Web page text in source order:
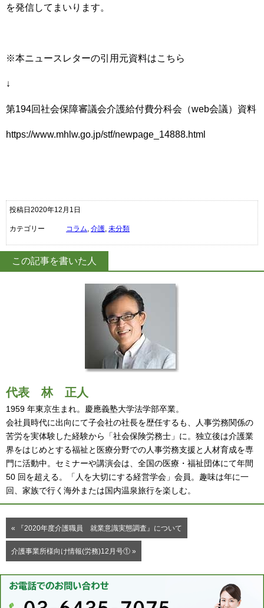
を発信してまいります。
※本ニュースレターの引用元資料はこちら
↓
第194回社会保障審議会介護給付費分科会（web会議）資料
https://www.mhlw.go.jp/stf/newpage_14888.html
投稿日2020年12月1日
カテゴリー コラム, 介護, 未分類
この記事を書いた人
代表 林 正人
1959 年東京生まれ。慶應義塾大学法学部卒業。
会社員時代に出向にて子会社の社長を歴任するも、人事労務関係の
苦労を実体験した経験から「社会保険労務士」に。独立後は介護業
界をはじめとする福祉と医療分野での人事労務支援と人材育成を専
門に活動中。セミナーや講演会は、全国の医療・福祉団体にて年間
50 回を超える。「人を大切にする経営学会」会員。趣味は年に一
回、家族で行く海外または国内温泉旅行を楽しむ。
« 『2020年度介護職員 就業意識実態調査』について
介護事業所様向け情報(労務)12月号① »